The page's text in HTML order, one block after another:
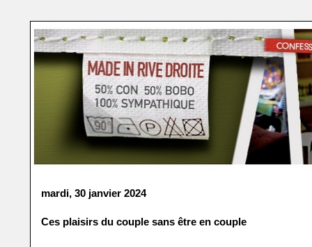
mardi, 30 janvier 2024
Ces plaisirs du couple sans être en couple